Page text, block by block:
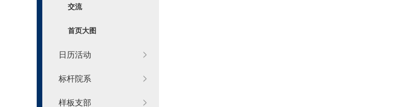
交流
首页大图
日历活动
标杆院系
样板支部